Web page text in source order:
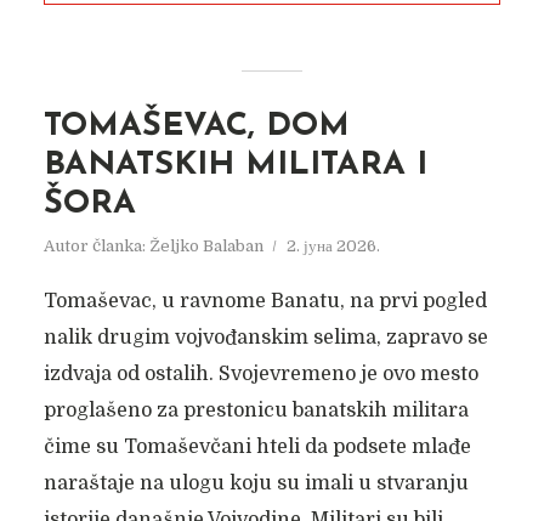
TOMAŠEVAC, DOM
BANATSKIH MILITARA I
ŠORA
Autor članka: Željko Balaban 2. јуна 2026.
Tomaševac, u ravnome Banatu, na prvi pogled
nalik drugim vojvođanskim selima, zapravo se
izdvaja od ostalih. Svojevremeno je ovo mesto
proglašeno za prestonicu banatskih militara
čime su Tomaševčani hteli da podsete mlađe
naraštaje na ulogu koju su imali u stvaranju